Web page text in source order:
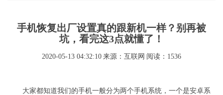
手机恢复出厂设置真的跟新机一样？别再被
坑，看完这3点就懂了！
2020-05-13 04:32:10 来源：互联网 阅读：1536
大家都知道我们的手机一般分为两个手机系统，一个是安卓系